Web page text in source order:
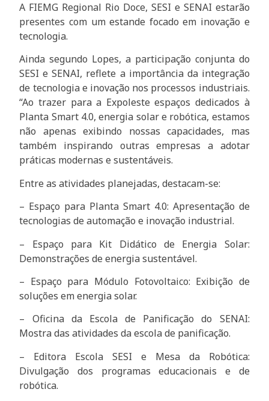
A FIEMG Regional Rio Doce, SESI e SENAI estarão
presentes com um estande focado em inovação e
tecnologia.
Ainda segundo Lopes, a participação conjunta do
SESI e SENAI, reflete a importância da integração
de tecnologia e inovação nos processos industriais.
“Ao trazer para a Expoleste espaços dedicados à
Planta Smart 4.0, energia solar e robótica, estamos
não apenas exibindo nossas capacidades, mas
também inspirando outras empresas a adotar
práticas modernas e sustentáveis.
Entre as atividades planejadas, destacam-se:
– Espaço para Planta Smart 4.0: Apresentação de
tecnologias de automação e inovação industrial.
– Espaço para Kit Didático de Energia Solar:
Demonstrações de energia sustentável.
– Espaço para Módulo Fotovoltaico: Exibição de
soluções em energia solar.
– Oficina da Escola de Panificação do SENAI:
Mostra das atividades da escola de panificação.
– Editora Escola SESI e Mesa da Robótica:
Divulgação dos programas educacionais e de
robótica.